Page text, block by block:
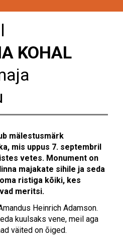
KOHAL
mälestusmärk
mis uppus 7. septembril
vetes. Monument on
majakate sihile ja seda
ristiga kõiki, kes
meritsi.
Heinrich Adamson.
kuulsaks vene, meil aga
väited on õiged.